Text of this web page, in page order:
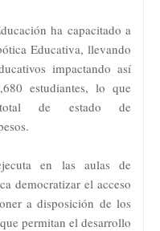
ha capacitado a
Educativa, llevando
impactando así
estudiantes, lo que
total de estado de
en las aulas de
democratizar el acceso
a disposición de los
permitan el desarrollo